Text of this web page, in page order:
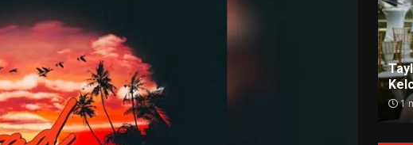
Taylor Swift officieel getrouwd met Travis
Kelce
1 month ago 9